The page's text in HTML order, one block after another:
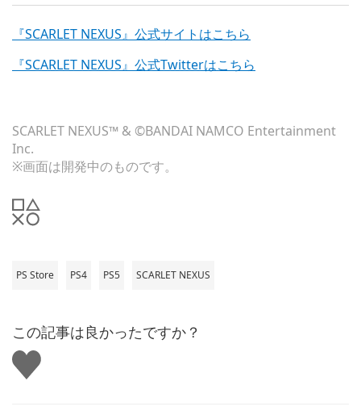
『SCARLET NEXUS』公式サイトはこちら
『SCARLET NEXUS』公式Twitterはこちら
SCARLET NEXUS™ & ©BANDAI NAMCO Entertainment
Inc.
※画面は開発中のものです。
PS Store PS4 PS5 SCARLET NEXUS
この記事は良かったですか？
い
い